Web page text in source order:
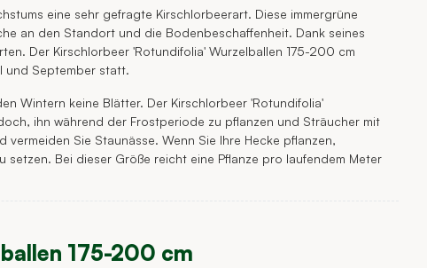
eine sehr gefragte Kirschlorbeerart. Diese immergrüne
an den Standort und die Bodenbeschaffenheit. Dank seines
Der Kirschlorbeer 'Rotundifolia' Wurzelballen 175-200 cm
und September statt.
Wintern keine Blätter. Der Kirschlorbeer 'Rotundifolia'
ihn während der Frostperiode zu pflanzen und Sträucher mit
Sie Staunässe. Wenn Sie Ihre Hecke pflanzen,
Bei dieser Größe reicht eine Pflanze pro laufendem Meter
175-200 cm